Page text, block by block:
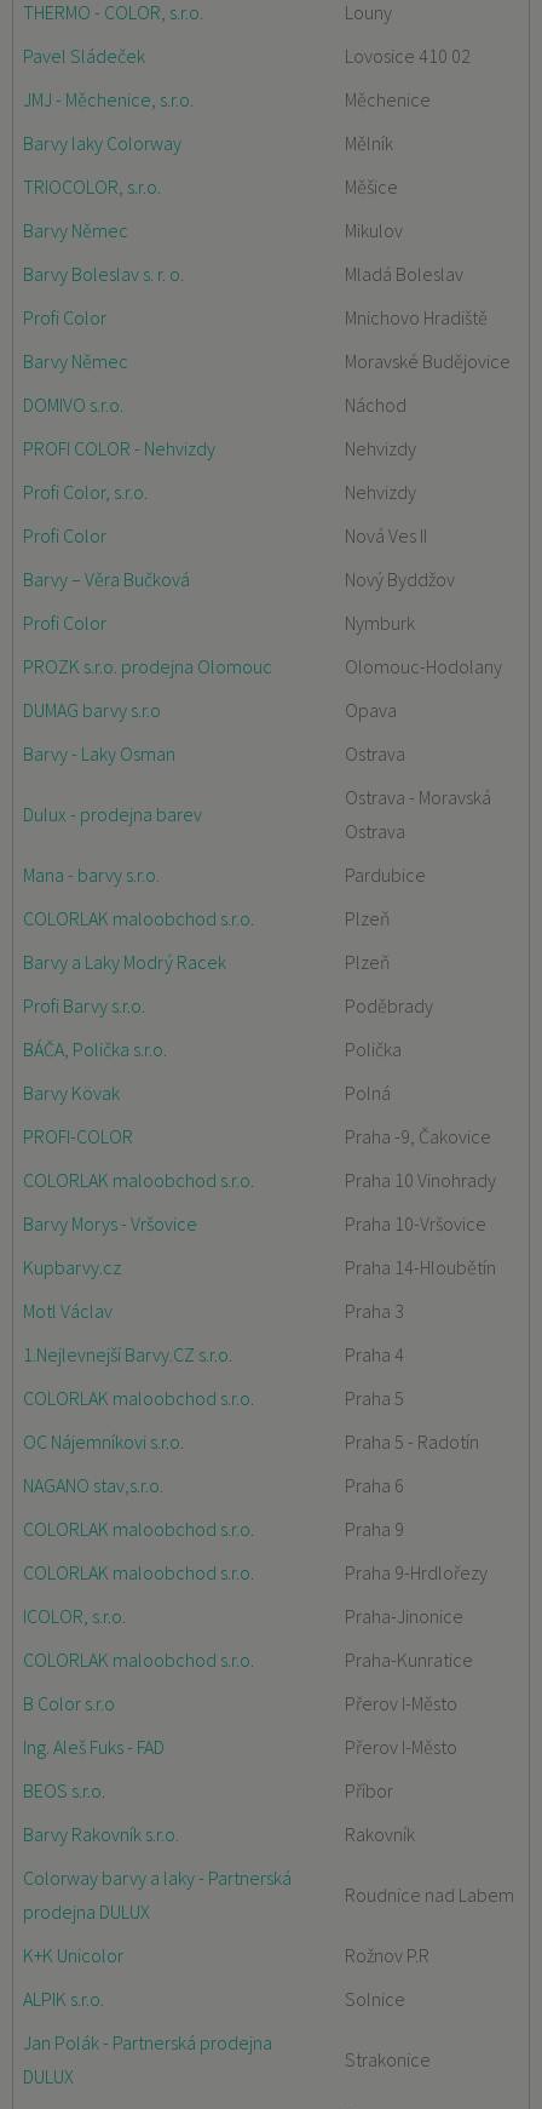
THERMO - COLOR, s.r.o.
Louny
Pavel Sládeček
Lovosice 410 02
JMJ - Měchenice, s.r.o.
Měchenice
Barvy laky Colorway
Mělník
TRIOCOLOR, s.r.o.
Měšice
Barvy Němec
Mikulov
Barvy Boleslav s. r. o.
Mladá Boleslav
Profi Color
Mnichovo Hradiště
Barvy Němec
Moravské Budějovice
DOMIVO s.r.o.
Náchod
PROFI COLOR - Nehvizdy
Nehvizdy
Profi Color, s.r.o.
Nehvizdy
Profi Color
Nová Ves II
Barvy – Věra Bučková
Nový Byddžov
Profi Color
Nymburk
PROZK s.r.o. prodejna Olomouc
Olomouc-Hodolany
DUMAG barvy s.r.o
Opava
Barvy - Laky Osman
Ostrava
Dulux - prodejna barev
Ostrava - Moravská
Ostrava
Mana - barvy s.r.o.
Pardubice
COLORLAK maloobchod s.r.o.
Plzeň
Barvy a Laky Modrý Racek
Plzeň
Profi Barvy s.r.o.
Poděbrady
BÁČA, Polička s.r.o.
Polička
Barvy Kövak
Polná
PROFI-COLOR
Praha -9, Čakovice
COLORLAK maloobchod s.r.o.
Praha 10 Vinohrady
Barvy Morys - Vršovice
Praha 10-Vršovice
Kupbarvy.cz
Praha 14-Hloubětín
Motl Václav
Praha 3
1.Nejlevnejší Barvy.CZ s.r.o.
Praha 4
COLORLAK maloobchod s.r.o.
Praha 5
OC Nájemníkovi s.r.o.
Praha 5 - Radotín
NAGANO stav,s.r.o.
Praha 6
COLORLAK maloobchod s.r.o.
Praha 9
COLORLAK maloobchod s.r.o.
Praha 9-Hrdlořezy
ICOLOR, s.r.o.
Praha-Jinonice
COLORLAK maloobchod s.r.o.
Praha-Kunratice
B Color s.r.o
Přerov I-Město
Ing. Aleš Fuks - FAD
Přerov I-Město
BEOS s.r.o.
Příbor
Barvy Rakovník s.r.o.
Rakovník
Colorway barvy a laky - Partnerská
prodejna DULUX
Roudnice nad Labem
K+K Unicolor
Rožnov P.R
ALPIK s.r.o.
Solnice
Jan Polák - Partnerská prodejna
DULUX
Strakonice